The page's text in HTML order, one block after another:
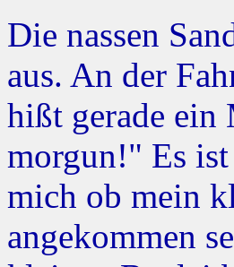
Die nassen
aus. An der
hißt gerade ein
morgun!" Es
mich ob mein
angekommen